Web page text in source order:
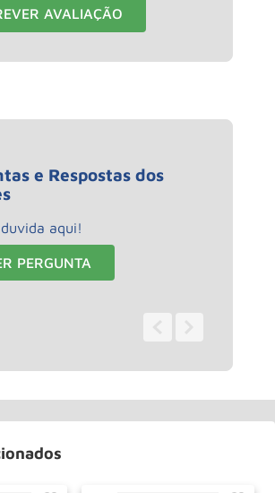
AVALIAÇÃO
e Respostas dos
aqui!
PERGUNTA